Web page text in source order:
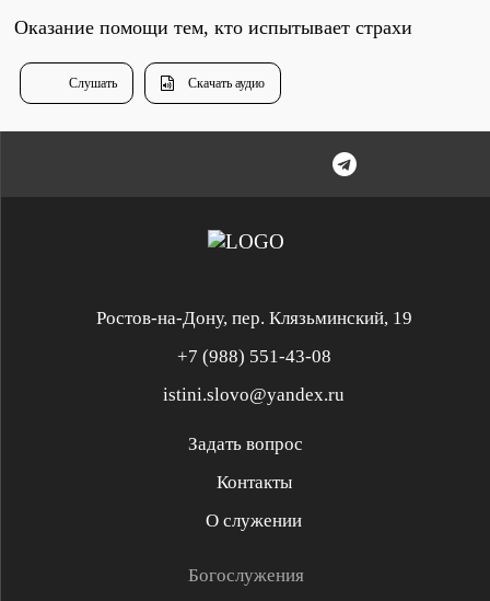
Оказание помощи тем, кто испытывает страхи
Слушать Скачать аудио
Служение «Слово Истины»
Служение «Слово Истины»
Ростов-на-Дону, пер. Клязьминский, 19
+7 (988) 551-43-08
istini.slovo@yandex.ru
Задать вопрос
Контакты
О служении
Богослужения